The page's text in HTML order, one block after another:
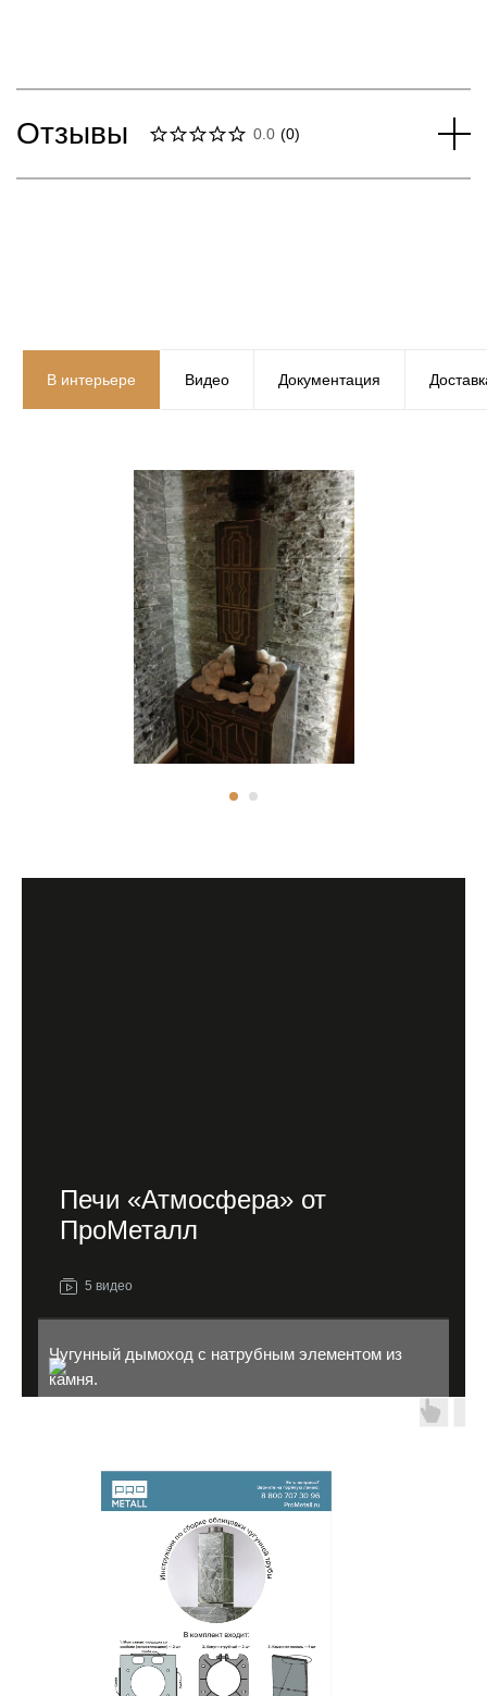
Отзывы 0.0 (0)
В интерьере Видео Документация
Печи «Атмосфера» от
ПроМеталл
5 видео
Чугунный дымоход с натрубным элементом из
камня.
Как выбрать печь для бани.
Парная в бане. Как правильно подготовиться к
Эргономика и планировка бани.